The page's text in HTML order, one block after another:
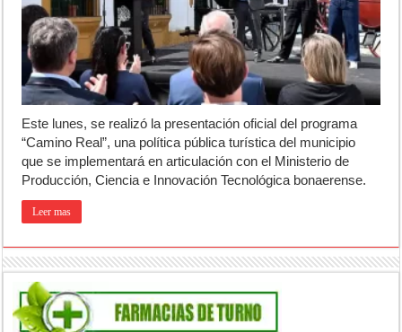
ANMAT retiró productos tras detectar un robo que compromete su
Fiesta de la Galleta de Campo: Tomás Jofré se prepara para otra
Luján volvió al Campeonato Provincial de bochas
Este lunes, se realizó la presentación oficial del programa
“Camino Real”, una política pública turística del municipio
que se implementará en articulación con el Ministerio de
Producción, Ciencia e Innovación Tecnológica bonaerense.
Leer mas